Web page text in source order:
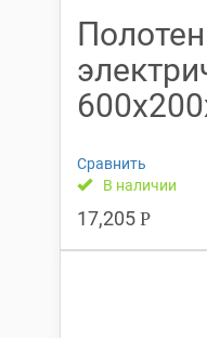
Сравнить
В наличии
17,205 Р